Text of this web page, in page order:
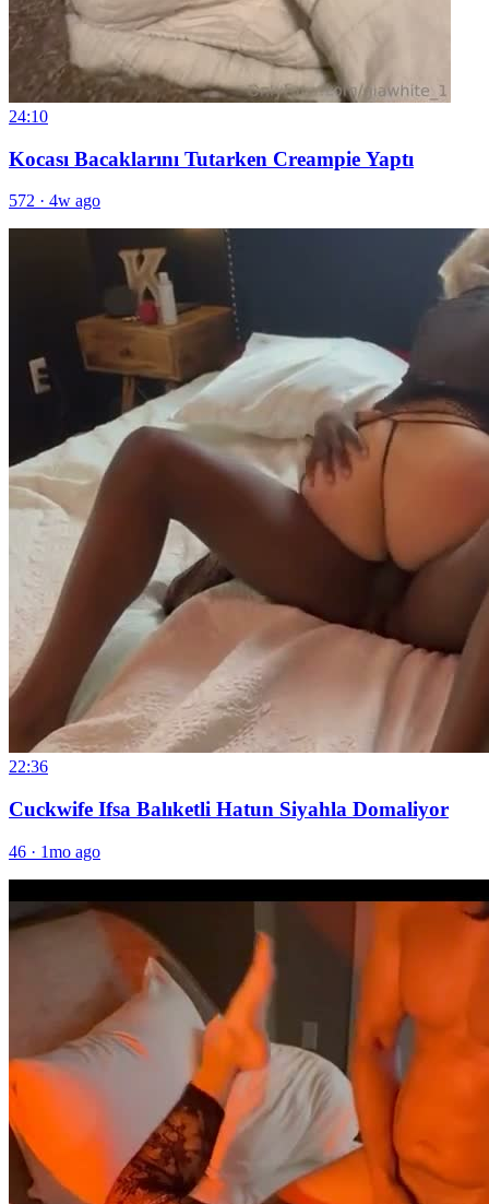
24:10
Kocası Bacaklarını Tutarken Creampie Yaptı
572 · 4w ago
22:36
Cuckwife Ifsa Balıketli Hatun Siyahla Domaliyor
46 · 1mo ago